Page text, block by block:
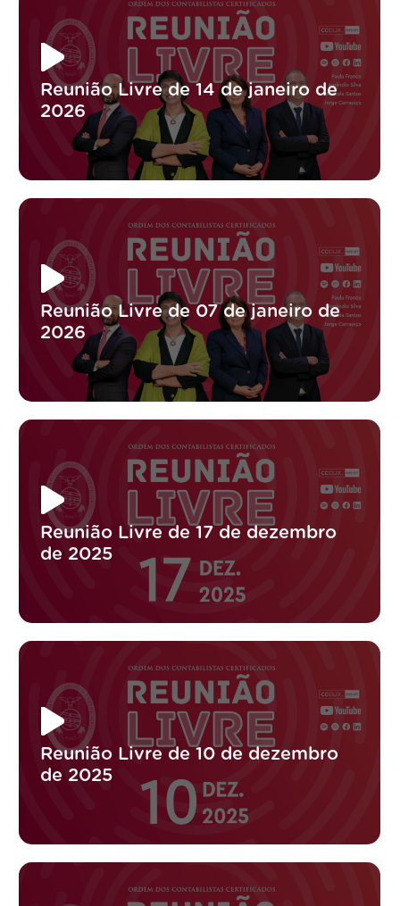
Reunião Livre de 14 de janeiro de
2026
Reunião Livre de 07 de janeiro de
2026
Reunião Livre de 17 de dezembro
de 2025
Reunião Livre de 10 de dezembro
de 2025